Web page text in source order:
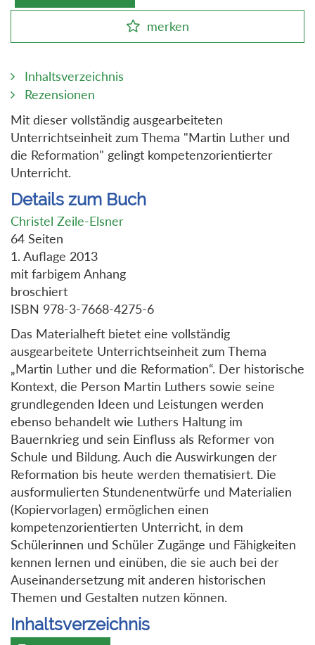
merken
Inhaltsverzeichnis
Rezensionen
Mit dieser vollständig ausgearbeiteten
Unterrichtseinheit zum Thema "Martin Luther und
die Reformation" gelingt kompetenzorientierter
Unterricht.
Details zum Buch
Christel Zeile-Elsner
64 Seiten
1. Auflage 2013
mit farbigem Anhang
broschiert
ISBN 978-3-7668-4275-6
Das Materialheft bietet eine vollständig
ausgearbeitete Unterrichtseinheit zum Thema
„Martin Luther und die Reformation“. Der historische
Kontext, die Person Martin Luthers sowie seine
grundlegenden Ideen und Leistungen werden
ebenso behandelt wie Luthers Haltung im
Bauernkrieg und sein Einfluss als Reformer von
Schule und Bildung. Auch die Auswirkungen der
Reformation bis heute werden thematisiert. Die
ausformulierten Stundenentwürfe und Materialien
(Kopiervorlagen) ermöglichen einen
kompetenzorientierten Unterricht, in dem
Schülerinnen und Schüler Zugänge und Fähigkeiten
kennen lernen und einüben, die sie auch bei der
Auseinandersetzung mit anderen historischen
Themen und Gestalten nutzen können.
Inhaltsverzeichnis